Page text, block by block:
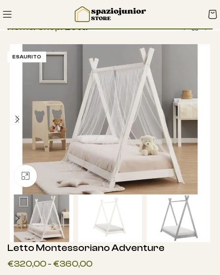
Home Shop Letti
ESAURITO
Clicca per ingrandire
Letto Montessoriano Adventure
€320,00- €360,00